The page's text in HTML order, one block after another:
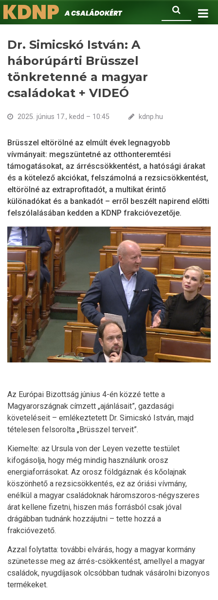
Ugrás
a
Keresés
KDNPA családokért.
Dr. Simicskó István: A
háborúpárti Brüsszel
tönkretenné a magyar
családokat + VIDEÓ
2025. június 17., kedd – 10:45 kdnp.hu
Brüsszel eltörölné az elmúlt évek legnagyobb
vívmányait: megszüntetné az otthonteremtési
támogatásokat, az árréscsökkentést, a hatósági árakat
és a kötelező akciókat, felszámolná a rezsicsökkentést,
eltörölné az extraprofitadót, a multikat érintő
különadókat és a bankadót – erről beszélt napirend előtti
felszólalásában kedden a KDNP frakcióvezetője.
Az Európai Bizottság június 4-én közzé tette a
Magyarországnak címzett „ajánlásait”, gazdasági
követeléseit – emlékeztetett Dr. Simicskó István, majd
tételesen felsorolta „Brüsszel terveit”.
Kiemelte: az Ursula von der Leyen vezette testület
kifogásolja, hogy még mindig használunk orosz
energiaforrásokat. Az orosz földgáznak és kőolajnak
köszönhető a rezsicsökkentés, ez az óriási vívmány,
enélkül a magyar családoknak háromszoros-négyszeres
árat kellene fizetni, hiszen más forrásból csak jóval
drágábban tudnánk hozzájutni – tette hozzá a
frakcióvezető.
Azzal folytatta: további elvárás, hogy a magyar kormány
szünetesse meg az árrés-csökkentést, amellyel a magyar
családok, nyugdíjasok olcsóbban tudnak vásárolni bizonyos
termékeket.